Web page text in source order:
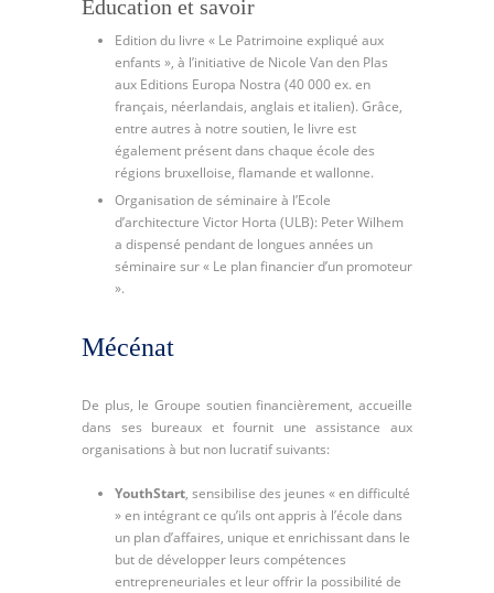
Education et savoir
Edition du livre « Le Patrimoine expliqué aux
enfants », à l’initiative de Nicole Van den Plas
aux Editions Europa Nostra (40 000 ex. en
français, néerlandais, anglais et italien). Grâce,
entre autres à notre soutien, le livre est
également présent dans chaque école des
régions bruxelloise, flamande et wallonne.
Organisation de séminaire à l’Ecole
d’architecture Victor Horta (ULB): Peter Wilhem
a dispensé pendant de longues années un
séminaire sur « Le plan financier d’un promoteur
».
Mécénat
De plus, le Groupe soutien financièrement, accueille
dans ses bureaux et fournit une assistance aux
organisations à but non lucratif suivants:
YouthStart, sensibilise des jeunes « en difficulté
» en intégrant ce qu’ils ont appris à l’école dans
un plan d’affaires, unique et enrichissant dans le
but de développer leurs compétences
entrepreneuriales et leur offrir la possibilité de